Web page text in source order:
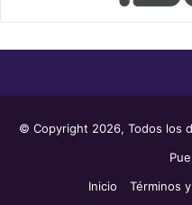
© Copyright 2026, Todos los
Inicio
Términos